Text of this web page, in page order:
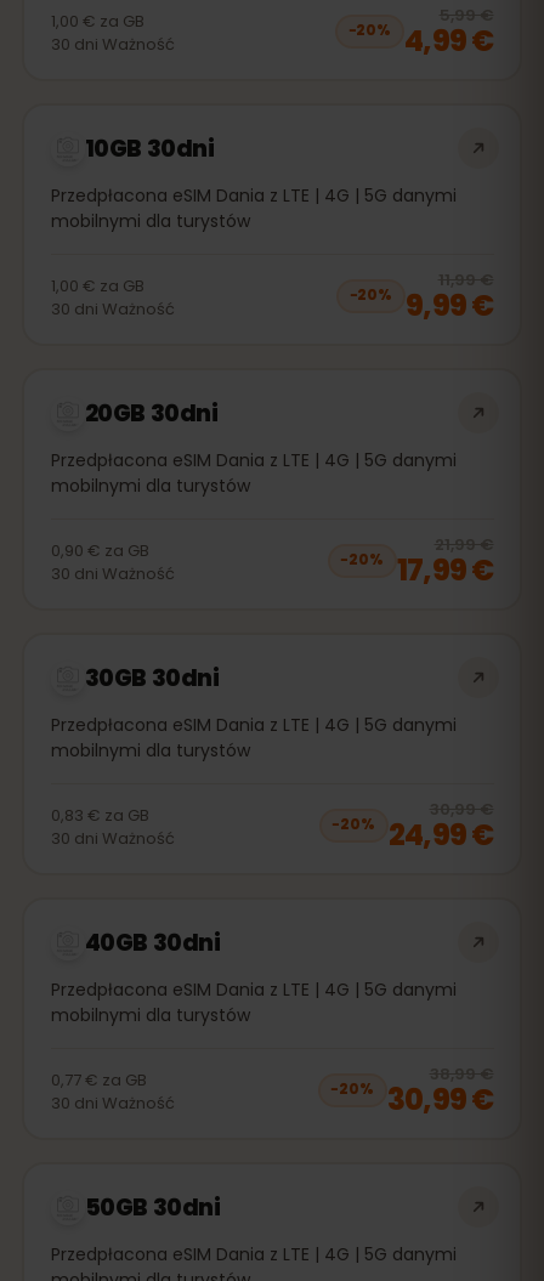
1,00 € za GB
30 dni Ważność
−20%
5,99 €
4,99 €
10GB 30dni
Przedpłacona eSIM Dania z LTE | 4G | 5G danymi
mobilnymi dla turystów
1,00 € za GB
30 dni Ważność
−20%
11,99 €
9,99 €
20GB 30dni
Przedpłacona eSIM Dania z LTE | 4G | 5G danymi
mobilnymi dla turystów
0,90 € za GB
30 dni Ważność
−20%
21,99 €
17,99 €
30GB 30dni
Przedpłacona eSIM Dania z LTE | 4G | 5G danymi
mobilnymi dla turystów
0,83 € za GB
30 dni Ważność
−20%
30,99 €
24,99 €
40GB 30dni
Przedpłacona eSIM Dania z LTE | 4G | 5G danymi
mobilnymi dla turystów
0,77 € za GB
30 dni Ważność
−20%
38,99 €
30,99 €
50GB 30dni
Przedpłacona eSIM Dania z LTE | 4G | 5G danymi